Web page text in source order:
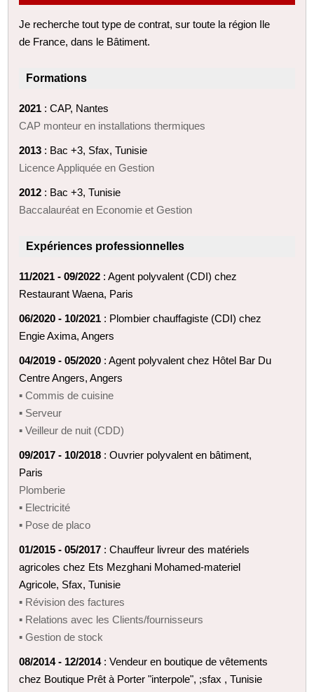
Je recherche tout type de contrat, sur toute la région Ile
de France, dans le Bâtiment.
Formations
2021 : CAP, Nantes
CAP monteur en installations thermiques
2013 : Bac +3, Sfax, Tunisie
Licence Appliquée en Gestion
2012 : Bac +3, Tunisie
Baccalauréat en Economie et Gestion
Expériences professionnelles
11/2021 - 09/2022 : Agent polyvalent (CDI) chez
Restaurant Waena, Paris
06/2020 - 10/2021 : Plombier chauffagiste (CDI) chez
Engie Axima, Angers
04/2019 - 05/2020 : Agent polyvalent chez Hôtel Bar Du
Centre Angers, Angers
▪ Commis de cuisine
▪ Serveur
▪ Veilleur de nuit (CDD)
09/2017 - 10/2018 : Ouvrier polyvalent en bâtiment,
Paris
Plomberie
▪ Electricité
▪ Pose de placo
01/2015 - 05/2017 : Chauffeur livreur des matériels
agricoles chez Ets Mezghani Mohamed-materiel
Agricole, Sfax, Tunisie
▪ Révision des factures
▪ Relations avec les Clients/fournisseurs
▪ Gestion de stock
08/2014 - 12/2014: Vendeur en boutique de vêtements
chez Boutique Prêt à Porter "interpole", ;sfax , Tunisie